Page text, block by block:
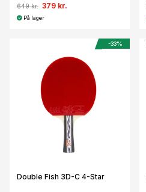
649 kr. 379 kr.
På lager
-33%
Double Fish 3D-C 4-Star